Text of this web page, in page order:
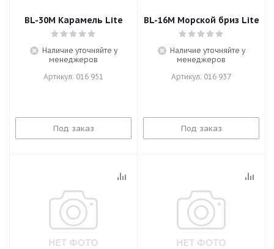
BL-30M Карамель Lite
Наличие уточняйте у
менеджеров
Артикул: 016 951
Под заказ
BL-16M Морской бриз Lite
Наличие уточняйте у
менеджеров
Артикул: 016 937
Под заказ